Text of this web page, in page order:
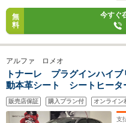
無
料
今すぐ
アルファ ロメオ
トナーレ プラグインハイ
動本革シート シートヒー
ーンキープアシスト 衝突
ウンドビューカメラ 純正20
販売店保証 購入プラン付 オンライン
支